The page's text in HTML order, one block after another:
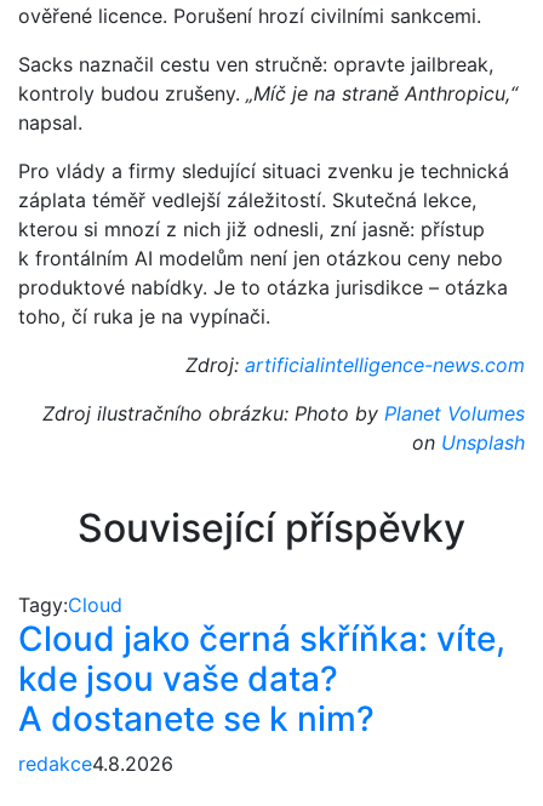
ověřené licence. Porušení hrozí civilními sankcemi.
Sacks naznačil cestu ven stručně: opravte jailbreak,
kontroly budou zrušeny. „Míč je na straně Anthropicu,“
napsal.
Pro vlády a firmy sledující situaci zvenku je technická
záplata téměř vedlejší záležitostí. Skutečná lekce,
kterou si mnozí z nich již odnesli, zní jasně: přístup
k frontálním AI modelům není jen otázkou ceny nebo
produktové nabídky. Je to otázka jurisdikce – otázka
toho, čí ruka je na vypínači.
Zdroj: artificialintelligence-news.com
Zdroj ilustračního obrázku: Photo by Planet Volumes
on Unsplash
Související příspěvky
Tagy:Cloud
Cloud jako černá skříňka: víte,
kde jsou vaše data?
A dostanete se k nim?
redakce4.8.2026